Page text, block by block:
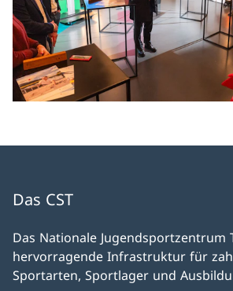
Das CST
Das Nationale Jugendsportzentrum
hervorragende Infrastruktur für
Sportarten, Sportlager und